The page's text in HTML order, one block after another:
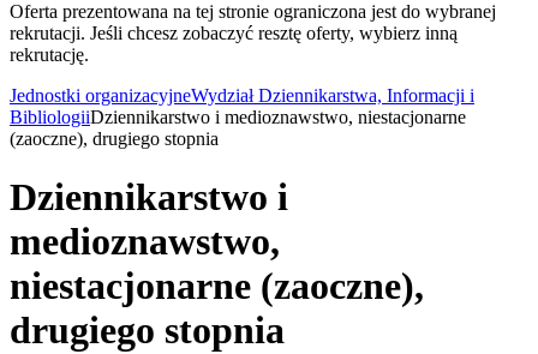
Oferta prezentowana na tej stronie ograniczona jest do wybranej
rekrutacji. Jeśli chcesz zobaczyć resztę oferty, wybierz inną
rekrutację.
Jednostki organizacyjneWydział Dziennikarstwa, Informacji i
BibliologiiDziennikarstwo i medioznawstwo, niestacjonarne
(zaoczne), drugiego stopnia
Dziennikarstwo i
medioznawstwo,
niestacjonarne (zaoczne),
drugiego stopnia